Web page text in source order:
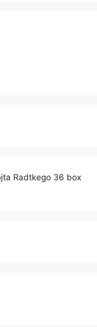
Radtkego 36 box